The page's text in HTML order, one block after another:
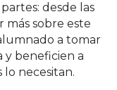
desde las
más sobre este
a tomar
y beneficien a
lo necesitan.